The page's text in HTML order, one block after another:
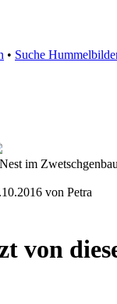
• Suche
im
von Petra
von